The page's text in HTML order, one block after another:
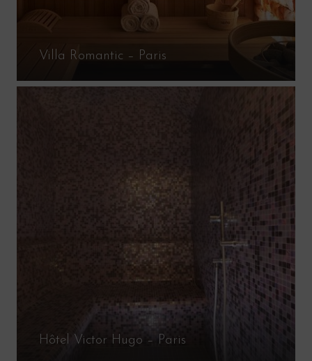
Villa Romantic – Paris
Hôtel Victor Hugo – Paris